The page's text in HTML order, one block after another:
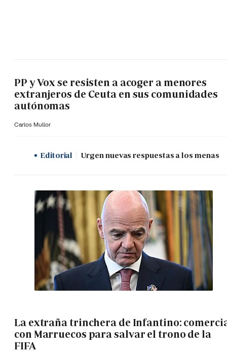
PP y Vox se resisten a acoger a menores
extranjeros de Ceuta en sus comunidades
autónomas
Carlos Mullor
Editorial Urgen nuevas respuestas a los menas
La extraña trinchera de Infantino:
con Marruecos para salvar el trono de la
FIFA